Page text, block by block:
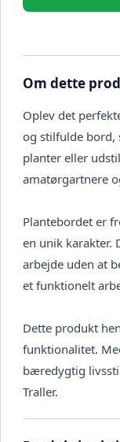
Om dette
Oplev det
og stilfulde bord,
planter eller
amatørgartnere
Plantebordet er
en unik karakter.
arbejde uden at
et funktionelt
Dette produkt
funktionalitet.
bæredygtig
Traller.